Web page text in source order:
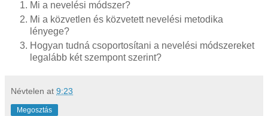
Mi a nevelési módszer?
Mi a közvetlen és közvetett nevelési metodika
lényege?
Hogyan tudná csoportosítani a nevelési módszereket
legalább két szempont szerint?
Névtelen at 9:23
Megosztás